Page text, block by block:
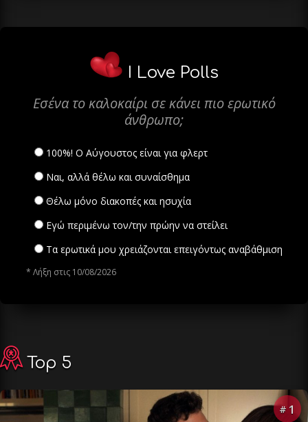
I Love Polls
Εσένα το καλοκαίρι σε κάνει πιο ερωτικό
άνθρωπο;
100%! Ο Αύγουστος είναι για φλερτ
Ναι, αλλά θέλω και συναίσθημα
Θέλω μόνο διακοπές και ησυχία
Εγώ περιμένω τον/την πρώην να στείλει
Τα ερωτικά μου χρειάζονται επειγόντως αναβάθμιση
* Λήξη στις 10/08/2026
Top 5
# 1